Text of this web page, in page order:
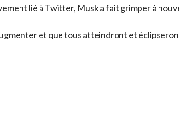
lié à Twitter, Musk a fait grimper à
et que tous atteindront et